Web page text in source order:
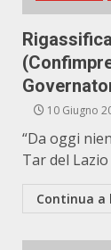
10 Giugno
“Da oggi
Tar del
Continua a